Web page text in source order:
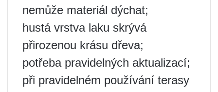
nemůže materiál dýchat;
hustá vrstva laku skrývá
přirozenou krásu dřeva;
potřeba pravidelných aktualizací;
při pravidelném používání terasy